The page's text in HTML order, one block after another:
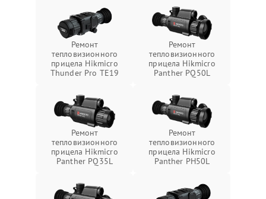
Ремонт
тепловизионного
прицела Hikmicro
Thunder Pro TE19
Ремонт
тепловизионного
прицела Hikmicro
Panther PQ50L
Ремонт
тепловизионного
прицела Hikmicro
Panther PQ35L
Ремонт
тепловизионного
прицела Hikmicro
Panther PH50L